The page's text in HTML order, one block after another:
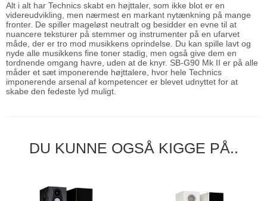
Alt i alt har Technics skabt en højttaler, som ikke blot er en
videreudvikling, men nærmest en markant nytænkning på mange
fronter. De spiller mageløst neutralt og besidder en evne til at
nuancere teksturer på stemmer og instrumenter på en ufarvet
måde, der er tro mod musikkens oprindelse. Du kan spille lavt og
nyde alle musikkens fine toner stadig, men også give dem en
tordnende omgang havre, uden at de knyr. SB-G90 Mk II er på alle
måder et sæt imponerende højttalere, hvor hele Technics
imponerende arsenal af kompetencer er blevet udnyttet for at
skabe den fedeste lyd muligt.
DU KUNNE OGSÅ KIGGE PÅ..